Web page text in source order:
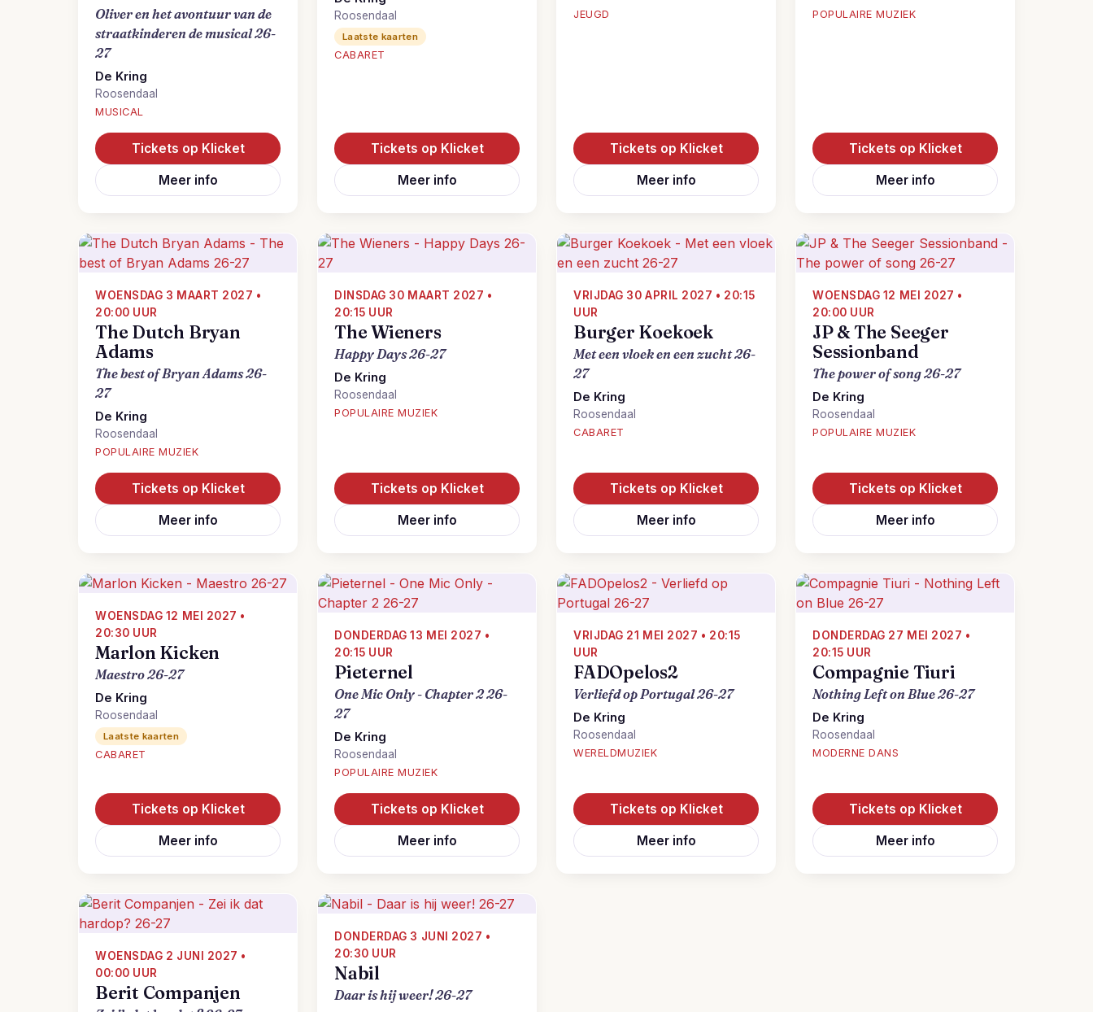
Oliver en het avontuur van de
straatkinderen de musical 26-
27
De Kring
Roosendaal
MUSICAL
Tickets op Klicket
Meer info
Roosendaal
Laatste kaarten
CABARET
Tickets op Klicket
Meer info
JEUGD
Tickets op Klicket
Meer info
POPULAIRE MUZIEK
Tickets op Klicket
Meer info
WOENSDAG 3 MAART 2027 •
20:00 UUR
The Dutch Bryan
Adams
The best of Bryan Adams 26-
27
De Kring
Roosendaal
POPULAIRE MUZIEK
Tickets op Klicket
Meer info
DINSDAG 30 MAART 2027 •
20:15 UUR
The Wieners
Happy Days 26-27
De Kring
Roosendaal
POPULAIRE MUZIEK
Tickets op Klicket
Meer info
VRIJDAG 30 APRIL 2027 • 20:15
UUR
Burger Koekoek
Met een vloek en een zucht 26-
27
De Kring
Roosendaal
CABARET
Tickets op Klicket
Meer info
WOENSDAG 12 MEI 2027 •
20:00 UUR
JP & The Seeger
Sessionband
The power of song 26-27
De Kring
Roosendaal
POPULAIRE MUZIEK
Tickets op Klicket
Meer info
WOENSDAG 12 MEI 2027 •
20:30 UUR
Marlon Kicken
Maestro 26-27
De Kring
Roosendaal
Laatste kaarten
CABARET
Tickets op Klicket
Meer info
DONDERDAG 13 MEI 2027 •
20:15 UUR
Pieternel
One Mic Only - Chapter 2 26-
27
De Kring
Roosendaal
POPULAIRE MUZIEK
Tickets op Klicket
Meer info
VRIJDAG 21 MEI 2027 • 20:15
UUR
FADOpelos2
Verliefd op Portugal 26-27
De Kring
Roosendaal
WERELDMUZIEK
Tickets op Klicket
Meer info
DONDERDAG 27 MEI 2027 •
20:15 UUR
Compagnie Tiuri
Nothing Left on Blue 26-27
De Kring
Roosendaal
MODERNE DANS
Tickets op Klicket
Meer info
WOENSDAG 2 JUNI 2027 •
00:00 UUR
Berit Companjen
DONDERDAG 3 JUNI 2027 •
20:30 UUR
Nabil
Daar is hij weer! 26-27